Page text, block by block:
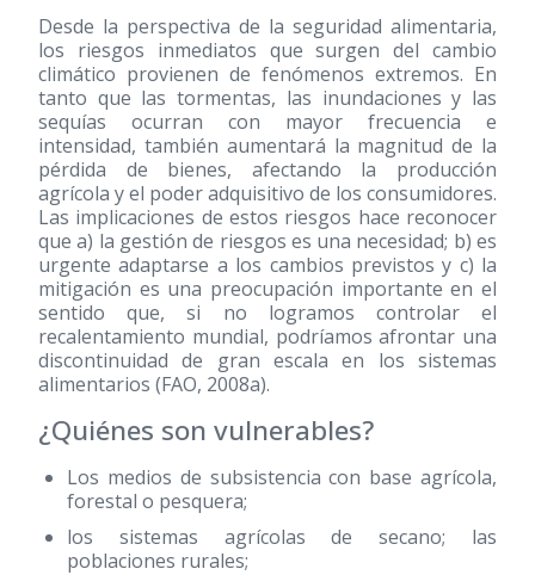
Desde la perspectiva de la seguridad alimentaria,
los riesgos inmediatos que surgen del cambio
climático provienen de fenómenos extremos. En
tanto que las tormentas, las inundaciones y las
sequías ocurran con mayor frecuencia e
intensidad, también aumentará la magnitud de la
pérdida de bienes, afectando la producción
agrícola y el poder adquisitivo de los consumidores.
Las implicaciones de estos riesgos hace reconocer
que a) la gestión de riesgos es una necesidad; b) es
urgente adaptarse a los cambios previstos y c) la
mitigación es una preocupación importante en el
sentido que, si no logramos controlar el
recalentamiento mundial, podríamos afrontar una
discontinuidad de gran escala en los sistemas
alimentarios (FAO, 2008a).
¿Quiénes son vulnerables?
Los medios de subsistencia con base agrícola,
forestal o pesquera;
los sistemas agrícolas de secano; las
poblaciones rurales;